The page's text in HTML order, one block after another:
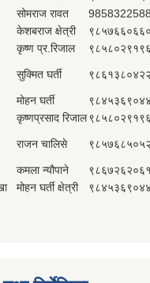
सोमराज रावत
9858322588
केशबराज क्षेत्री
९८५७६६०६६०
कृष्ण प्र.रिजाल ९८५८०२९१९६
सुक्मित घर्ती ९८६१३८०४२२
मोहन घर्ती
९८४५३६९०४४
कृष्णप्रसाद रिजाल९८५८०२९१९६
राजन चालिसे ९८५७६८५०५२
कमला न्यौपाने
९८६७२६२०६१
मोहन घर्ती क्षेत्री
९८४५३६९०४४